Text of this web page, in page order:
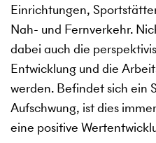
Einrichtungen,
Nah- und Fernverkehr.
dabei auch die
Entwicklung und die
werden. Befindet sich ein
Aufschwung, ist dies
eine positive